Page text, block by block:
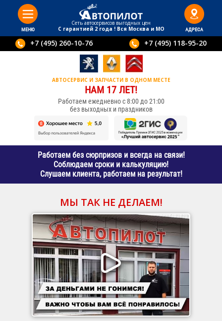
МЕНЮ
Сеть автосервисов выгодныx цен
С гарантией 2 года ! Вся Москва и МО
АДРЕСА
+7 (495) 260-10-76 +7 (495) 118-95-20
АВТОСЕРВИС И ЗАПЧАСТИ В ОДНОМ МЕСТЕ
НАМ 17 ЛЕТ!
Работаем ежедневно с 8:00 до 21:00
без выходных и праздников
Работаем без сюрпризов и всегда на связи!
Соблюдаем сроки и калькуляцию!
Слушаем клиента, работаем на результат!
МЫ ТАК НЕ ДЕЛАЕМ!